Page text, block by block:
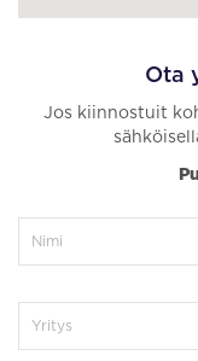
Ota
Jos kiinnostuit